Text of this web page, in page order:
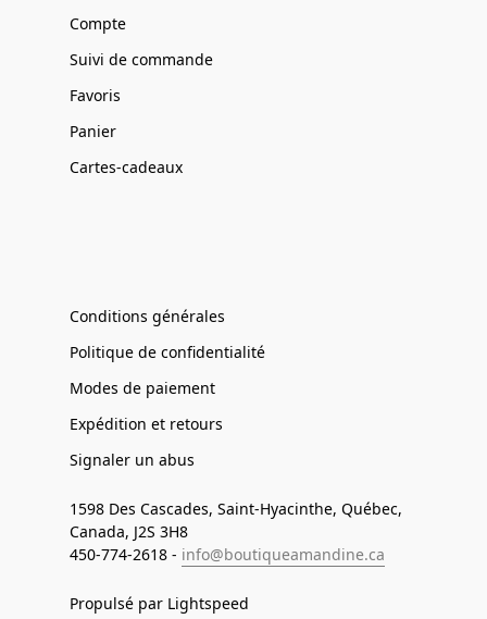
Compte
Suivi de commande
Favoris
Panier
Cartes-cadeaux
Conditions générales
Politique de confidentialité
Modes de paiement
Expédition et retours
Signaler un abus
1598 Des Cascades, Saint-Hyacinthe, Québec,
Canada, J2S 3H8
450-774-2618 - info@boutiqueamandine.ca
Propulsé par Lightspeed